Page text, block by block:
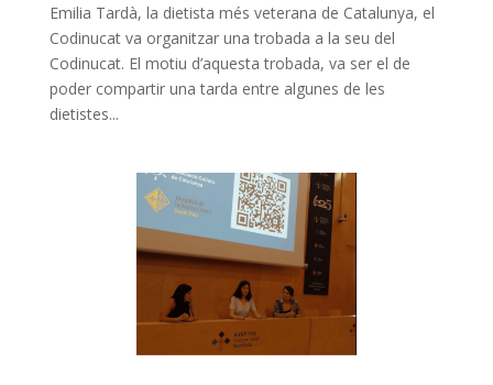
Emilia Tardà, la dietista més veterana de Catalunya, el
Codinucat va organitzar una trobada a la seu del
Codinucat. El motiu d’aquesta trobada, va ser el de
poder compartir una tarda entre algunes de les
dietistes...